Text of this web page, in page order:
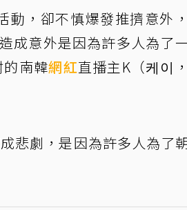
動，卻不慎爆發推擠意外
成意外是因為許多人為了
的南韓網紅直播主K（케이
悲劇，是因為許多人為了